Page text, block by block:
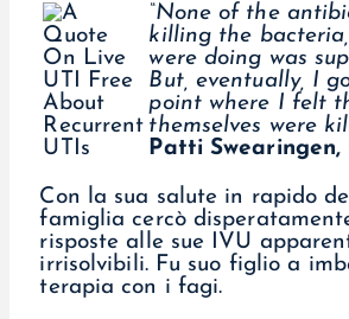
“None of the
killing the
were doing was
But, eventually, I
point where I felt
themselves were
Patti Swearingen,
Con la sua salute in rapido
famiglia cercò
risposte alle sue IVU
irrisolvibili. Fu suo figlio a
terapia con i fagi.